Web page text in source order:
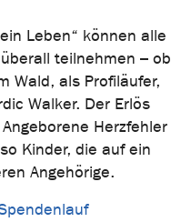
Leben“ können alle
teilnehmen – ob
Wald, als Profiläufer,
Walker. Der Erlös
Herzfehler
Kinder, die auf ein
Angehörige.